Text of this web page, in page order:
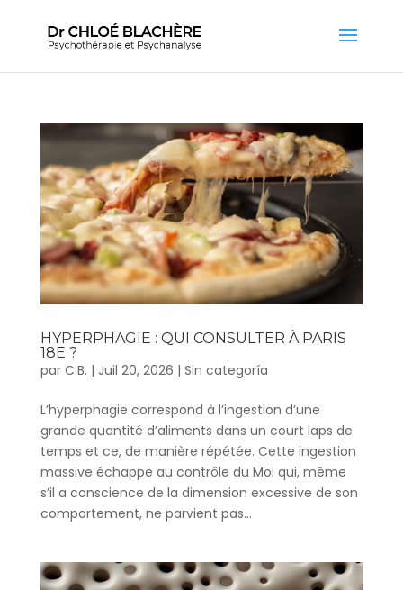
HYPERPHAGIE : QUI CONSULTER À PARIS
18E ?
par C.B. | Juil 20, 2026 | Sin categoría
L’hyperphagie correspond à l’ingestion d’une
grande quantité d’aliments dans un court laps de
temps et ce, de manière répétée. Cette ingestion
massive échappe au contrôle du Moi qui, même
s’il a conscience de la dimension excessive de son
comportement, ne parvient pas...